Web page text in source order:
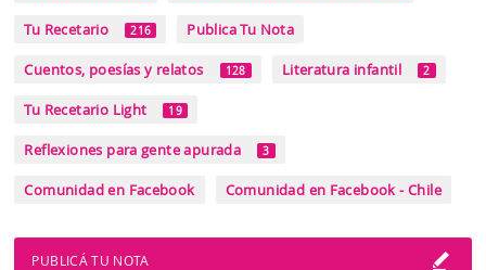
Tu Recetario 216 Publica Tu Nota
Cuentos, poesías y relatos 128 Literatura infantil 2
Tu Recetario Light 19
Reflexiones para gente apurada 3
Comunidad en Facebook Comunidad en Facebook - Chile
PUBLICÁ TU NOTA